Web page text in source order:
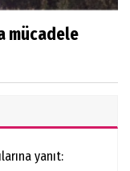
mücadele
yanıt: